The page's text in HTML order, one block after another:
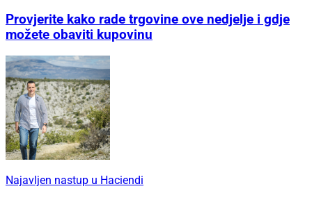
Provjerite kako rade trgovine ove nedjelje i gdje
možete obaviti kupovinu
Najavljen nastup u Haciendi